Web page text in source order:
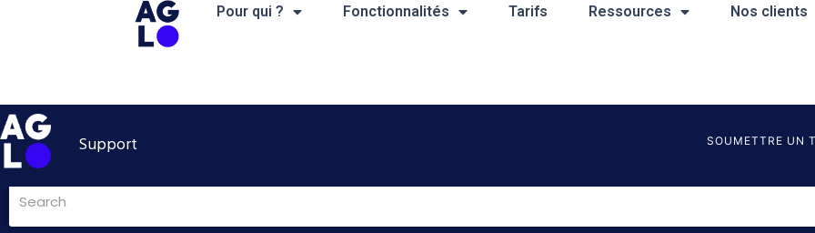
Pour qui ? Fonctionnalités Tarifs Ressources Nos clients
Support SOUMETTRE UN